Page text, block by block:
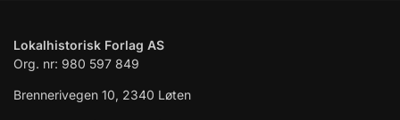
Lokalhistorisk Forlag AS
Org. nr: 980 597 849
Brennerivegen 10, 2340 Løten